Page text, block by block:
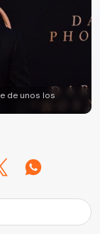
de unos los